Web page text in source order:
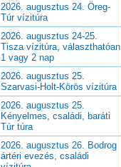
2026. augusztus 24. Öreg-
Túr vízitúra
2026. augusztus 24-25.
Tisza vízitúra, választhatóan
1 vagy 2 nap
2026. augusztus 25.
Szarvasi-Holt-Körös vízitúra
2026. augusztus 25.
Kényelmes, családi, baráti
Túr túra
2026. augusztus 26. Bodrog
ártéri evezés, családi